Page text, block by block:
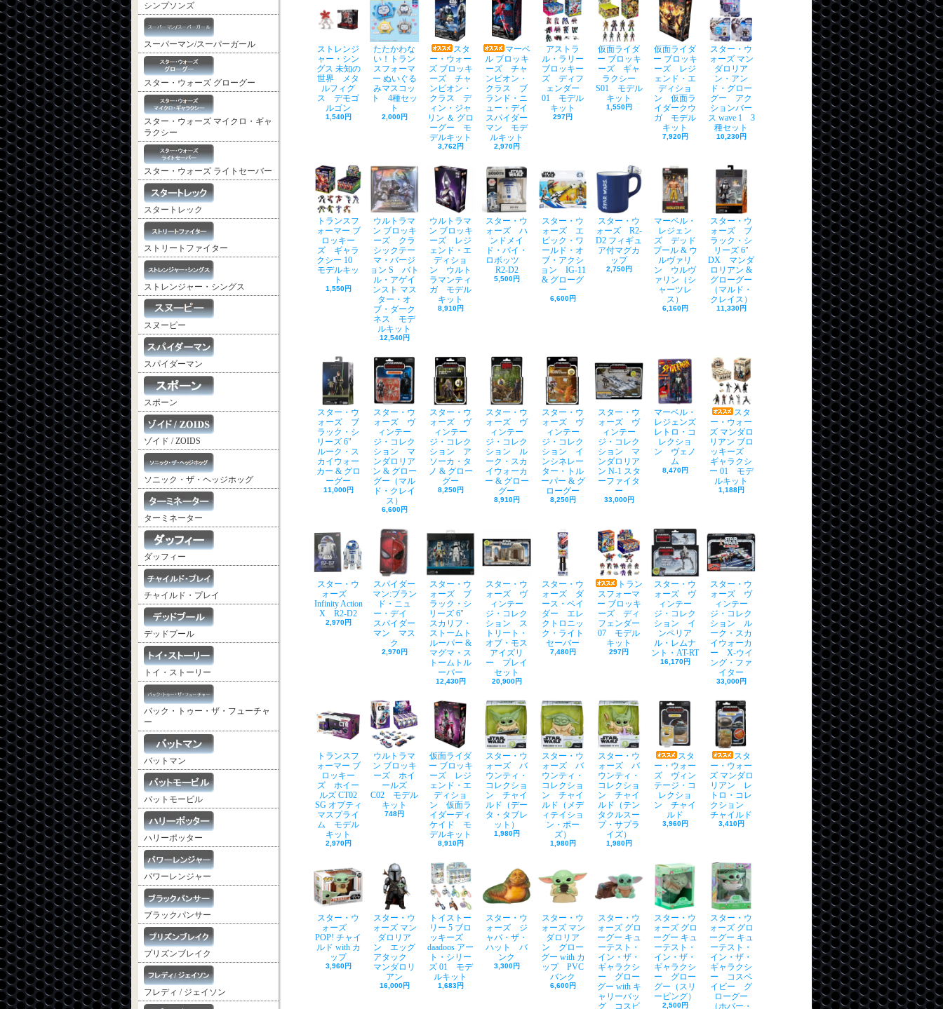
シンプソンズ
スーパーマン/スーパーガール
スター・ウォーズ グローグー
スター・ウォーズ マイクロ・ギャ
ラクシー
スター・ウォーズ ライトセーバー
スタートレック
ストリートファイター
ストレンジャー・シングス
スヌーピー
スパイダーマン
スポーン
ゾイド / ZOIDS
ソニック・ザ・ヘッジホッグ
ターミネーター
ダッフィー
チャイルド・プレイ
デッドプール
トイ・ストーリー
バック・トゥー・ザ・フューチャ
ー
バットマン
バットモービル
ハリーポッター
パワーレンジャー
ブラックパンサー
プリズンブレイク
フレディ / ジェイソン
ストレンジ
ャー・シン
グス 未知の
世界 メタ
ルフィグ
ス デモゴ
ルゴン
1,540円
たたかわな
い！トラン
スフォーマ
ー ぬいぐる
みマスコッ
ト 4種セッ
ト
2,000円
スタ
ー・ウォー
ズ ブロッキ
ーズ チャ
ンピオン・
クラス デ
ィン・ジャ
リン ＆ グロ
ーグー モ
デルキット
3,762円
マーベ
ル ブロッキ
ーズ チャ
ンピオン・
クラス ブ
ランド・ニ
ュー・デイ
スパイダー
マン モデ
ルキット
2,970円
アストラ
ル・ラリー
ブロッキー
ズ ディフ
ェンダー
01 モデル
キット
297円
仮面ライダ
ー ブロッキ
ーズ ギャ
ラクシー
S01 モデル
キット
1,550円
仮面ライダ
ー ブロッキ
ーズ レジ
ェンド・エ
ディショ
ン 仮面ラ
イダークウ
ガ モデル
キット
7,920円
スター・ウ
ォーズ マン
ダロリア
ン・アン
ド・グロー
グー アク
ションバー
ス wave 1 3
種セット
10,230円
トランスフ
ォーマー ブ
ロッキー
ズ ギャラ
クシー 10
モデルキッ
ト
1,550円
ウルトラマ
ン ブロッキ
ーズ クラ
シックテー
マ・バージ
ョン S バト
ル・アゲイ
ンスト マス
ター・オ
ブ・ダーク
ネス モデ
ルキット
12,540円
ウルトラマ
ン ブロッキ
ーズ レジ
ェンド・エ
ディショ
ン ウルト
ラマンティ
ガ モデル
キット
8,910円
スター・ウ
ォーズ ハ
ンドメイ
ド・バイ・
ロボッツ
R2-D2
5,500円
スター・ウ
ォーズ エ
ピック・ワ
ールド・オ
ブ・アクシ
ョン IG-11
& グローグ
ー
6,600円
スター・ウ
ォーズ R2-
D2 フィギュ
ア付マグカ
ップ
2,750円
マーベル・
レジェン
ズ デッド
プール & ウ
ルヴァリ
ン ウルヴ
ァリン（シ
ャーツレ
ス）
6,160円
スター・ウ
ォーズ ブ
ラック・シ
リーズ 6"
DX マンダ
ロリアン &
グローグー
（マルド・
クレイス）
11,330円
スター・ウ
ォーズ ブ
ラック・シ
リーズ 6"
ルーク・ス
カイウォー
カー & グロ
ーグー
11,000円
スター・ウ
ォーズ ヴ
ィンテー
ジ・コレク
ション マ
ンダロリア
ン & グロー
グー（マル
ド・クレイ
ス）
6,600円
スター・ウ
ォーズ ヴ
ィンテー
ジ・コレク
ション ア
ソーカ・タ
ノ & グロー
グー
8,250円
スター・ウ
ォーズ ヴ
ィンテー
ジ・コレク
ション ル
ーク・スカ
イウォーカ
ー & グロー
グー
8,910円
スター・ウ
ォーズ ヴ
ィンテー
ジ・コレク
ション イ
ンシネレー
ター・トル
ーパー & グ
ローグー
8,250円
スター・ウ
ォーズ ヴ
ィンテー
ジ・コレク
ション マ
ンダロリア
ン N-1 スタ
ーファイタ
ー
33,000円
マーベル・
レジェンズ
レトロ・コ
レクショ
ン ヴェノ
ム
8,470円
スタ
ー・ウォー
ズ マンダロ
リアン ブロ
ッキーズ
ギャラクシ
ー 01 モデ
ルキット
1,188円
スター・ウ
ォーズ
Infinity Action
X R2-D2
2,970円
スパイダー
マン:ブラン
ド・ニュ
ー・デイ
スパイダー
マン マス
ク
2,970円
スター・ウ
ォーズ ブ
ラック・シ
リーズ 6"
スカリフ・
ストームト
ルーパー &
マグマ・ス
トームトル
ーパー
12,430円
スター・ウ
ォーズ ヴ
ィンテー
ジ・コレク
ション ス
トリート・
オブ・モス
アイズリ
ー プレイ
セット
20,900円
スター・ウ
ォーズ ダ
ース・ベイ
ダー エレ
クトロニッ
ク・ライト
セーバー
7,480円
トラン
スフォーマ
ー ブロッキ
ーズ ディ
フェンダー
07 モデル
キット
297円
スター・ウ
ォーズ ヴ
ィンテー
ジ・コレク
ション イ
ンペリア
ル・レムナ
ント・AT-RT
16,170円
スター・ウ
ォーズ ヴ
ィンテー
ジ・コレク
ション ル
ーク・スカ
イウォーカ
ー X-ウイ
ング・ファ
イター
33,000円
トランスフ
ォーマー ブ
ロッキー
ズ ホイー
ルズ CT02
SG オプティ
マスプライ
ム モデル
キット
2,970円
ウルトラマ
ン ブロッキ
ーズ ホイ
ールズ
C02 モデル
キット
748円
仮面ライダ
ー ブロッキ
ーズ レジ
ェンド・エ
ディショ
ン 仮面ラ
イダーディ
ケイド モ
デルキット
8,910円
スター・ウ
ォーズ バ
ウンティ・
コレクショ
ン チャイ
ルド（デー
タ・タブレ
ット）
1,980円
スター・ウ
ォーズ バ
ウンティ・
コレクショ
ン チャイ
ルド（メデ
ィテイショ
ン・ポー
ズ）
1,980円
スター・ウ
ォーズ バ
ウンティ・
コレクショ
ン チャイ
ルド（テン
タクルスー
プ・サプラ
イズ）
1,980円
スタ
ー・ウォー
ズ ヴィン
テージ・コ
レクショ
ン チャイ
ルド
3,960円
スタ
ー・ウォー
ズ マンダロ
リアン レ
トロ・コレ
クション
チャイルド
3,410円
スター・ウ
ォーズ
POP! チャイ
ルド with カ
ップ
3,960円
スター・ウ
ォーズ マン
ダロリア
ン エッグ
アタック
マンダロリ
アン
16,000円
トイストー
リー 5 ブロ
ッキーズ
daadoos アー
ト・シリー
ズ 01 モデ
ルキット
1,683円
スター・ウ
ォーズ ジ
ャバ・ザ・
ハット バ
ンク
3,300円
スター・ウ
ォーズ マン
ダロリア
ン グロー
グー with カ
ップ PVC
バンク
6,600円
スター・ウ
ォーズ グロ
ーグー キュ
ーテスト・
イン・ザ・
ギャラクシ
ー グロー
グー with キ
ャリーバッ
グ コスビ
スター・ウ
ォーズ グロ
ーグー キュ
ーテスト・
イン・ザ・
ギャラクシ
ー グロー
グー（スリ
ーピング）
2,500円
スター・ウ
ォーズ グロ
ーグー キュ
ーテスト・
イン・ザ・
ギャラクシ
ー コスベ
イビー グ
ローグー
（ホバー・